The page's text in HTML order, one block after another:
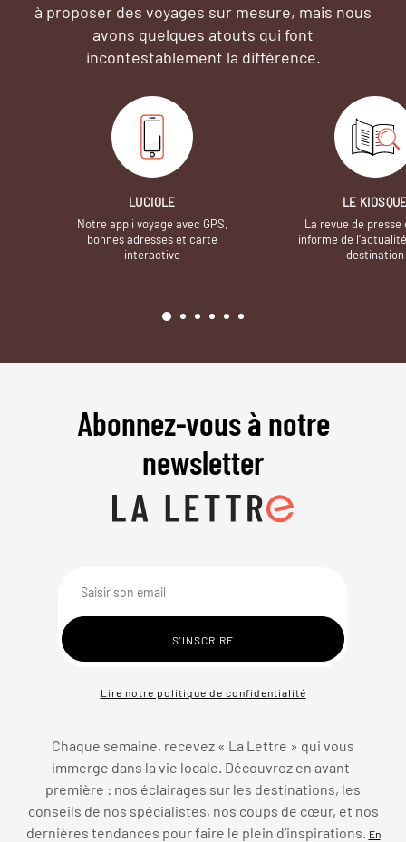
à proposer des voyages sur mesure, mais nous
avons quelques atouts qui font
incontestablement la différence.
LUCIOLE
Notre appli voyage avec GPS,
bonnes adresses et carte
interactive
LE
La revue de presse
informe de
destination
Abonnez-vous à notre
newsletter
Lire notre politique de confidentialité
Chaque semaine, recevez « La Lettre » qui vous
immerge dans la vie locale. Découvrez en avant-
première : nos éclairages sur les destinations, les
conseils de nos spécialistes, nos coups de cœur, et nos
dernières tendances pour faire le plein d’inspirations.
En